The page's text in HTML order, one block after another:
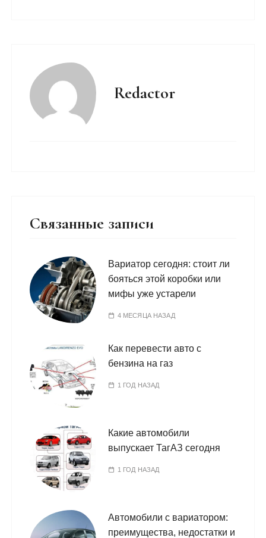
Redactor
Связанные записи
Вариатор сегодня: стоит ли
бояться этой коробки или
мифы уже устарели
4 МЕСЯЦА НАЗАД
Как перевести авто с
бензина на газ
1 ГОД НАЗАД
Какие автомобили
выпускает ТагАЗ сегодня
1 ГОД НАЗАД
Автомобили с вариатором:
преимущества, недостатки и